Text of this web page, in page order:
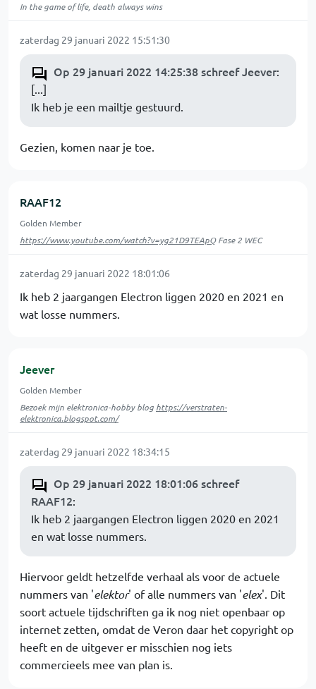
In the game of life, death always wins
zaterdag 29 januari 2022 15:51:30
Op 29 januari 2022 14:25:38 schreef Jeever:
[...]
Ik heb je een mailtje gestuurd.
Gezien, komen naar je toe.
RAAF12
Golden Member
https://www.youtube.com/watch?v=yg21D9TEApQFase 2 WEC
zaterdag 29 januari 2022 18:01:06
Ik heb 2 jaargangen Electron liggen 2020 en 2021 en
wat losse nummers.
Jeever
Golden Member
Bezoek mijn elektronica-hobby blog https://verstraten-
elektronica.blogspot.com/
zaterdag 29 januari 2022 18:34:15
Op 29 januari 2022 18:01:06 schreef
RAAF12:
Ik heb 2 jaargangen Electron liggen 2020 en 2021
en wat losse nummers.
Hiervoor geldt hetzelfde verhaal als voor de actuele
nummers van 'elektor' of alle nummers van 'elex'. Dit
soort actuele tijdschriften ga ik nog niet openbaar op
internet zetten, omdat de Veron daar het copyright op
heeft en de uitgever er misschien nog iets
commercieels mee van plan is.